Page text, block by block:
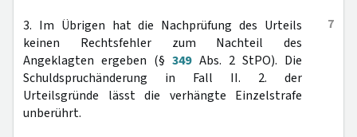
7
3. Im Übrigen hat die Nachprüfung des Urteils
keinen Rechtsfehler zum Nachteil des
Angeklagten ergeben (§349Abs. 2 StPO). Die
Schuldspruchänderung in Fall II. 2. der
Urteilsgründe lässt die verhängte Einzelstrafe
unberührt.